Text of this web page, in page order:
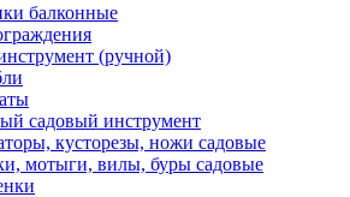
балконные
(ручной)
садовый инструмент
кусторезы, ножи садовые
мотыги, вилы, буры садовые